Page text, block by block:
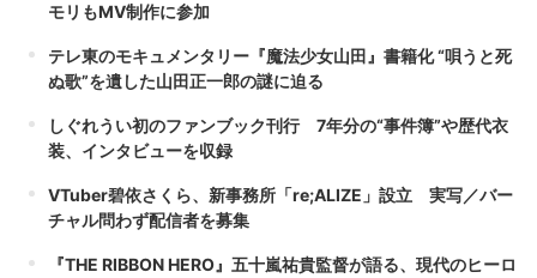
モリもMV制作に参加
テレ東のモキュメンタリー『魔法少女山田』書籍化 “唄うと死
ぬ歌”を遺した山田正一郎の謎に迫る
しぐれうい初のファンブック刊行 7年分の“事件簿”や歴代衣
装、インタビューを収録
VTuber碧依さくら、新事務所「re;ALIZE」設立 実写／バー
チャル問わず配信者を募集
『THE RIBBON HERO』五十嵐祐貴監督が語る、現代のヒーロ